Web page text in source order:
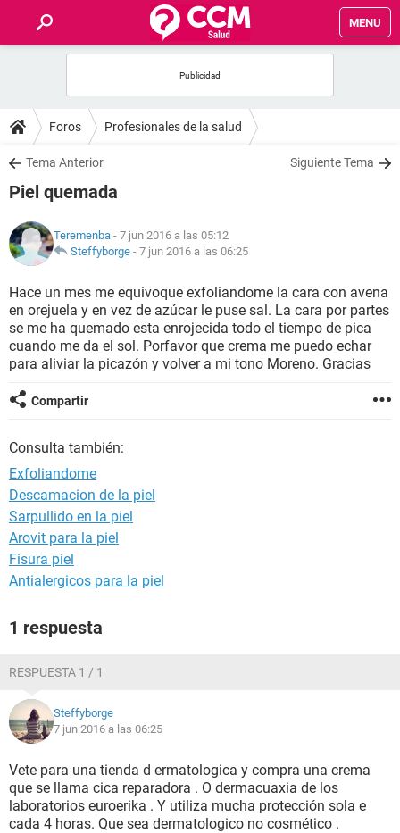
MENU
FOROS
SALUD
FAMILIA
NUTRICIÓN
BIENESTAR
SEXUALIDAD
GLOSARIO
Foros Profesionales de la salud
Tema Anterior Siguiente Tema
Piel quemada
Teremenba - 7 jun 2016 a las 05:12
Steffyborge - 7 jun 2016 a las 06:25
Hace un mes me equivoque exfoliandome la cara con avena
en orejuela y en vez de azúcar le puse sal. La cara por partes
se me ha quemado esta enrojecida todo el tiempo de pica
cuando me da el sol. Porfavor que crema me puedo echar
para aliviar la picazón y volver a mi tono Moreno. Gracias
Compartir
Consulta también:
Exfoliandome
Descamacion de la piel
Sarpullido en la piel
Arovit para la piel
Fisura piel
Antialergicos para la piel
1 respuesta
RESPUESTA 1 / 1
Steffyborge
7 jun 2016 a las 06:25
Vete para una tienda d ermatologica y compra una crema
que se llama cica reparadora . O dermacuaxia de los
laboratorios euroerika . Y utiliza mucha protección sola e
cada 4 horas. Que sea dermatologico no cosmético .